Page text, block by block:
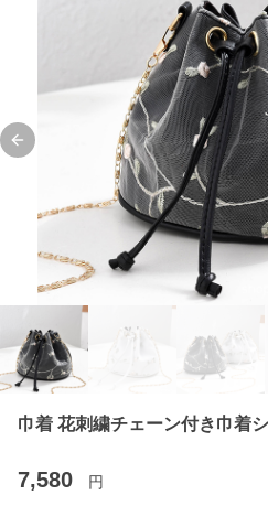
Previous slide
巾着 花刺繍チェーン付き巾着
7,580 円